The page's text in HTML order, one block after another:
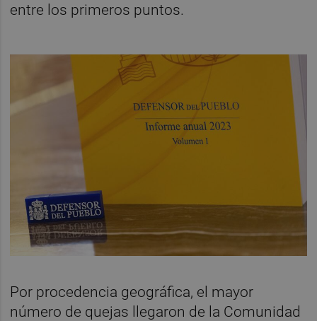
entre los primeros puntos.
Por procedencia geográfica, el mayor
número de quejas llegaron de la Comunidad